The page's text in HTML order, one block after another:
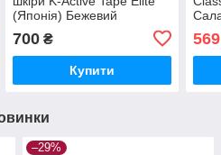
(Японія) Бежевий
700₴
Купити
569
–29%